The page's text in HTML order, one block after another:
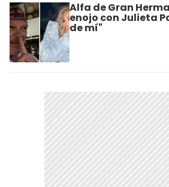
Alfa de Gran
enojo con Julieta
de mí"